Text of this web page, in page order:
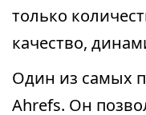
только
качество,
Один из самых
Ahrefs. Он